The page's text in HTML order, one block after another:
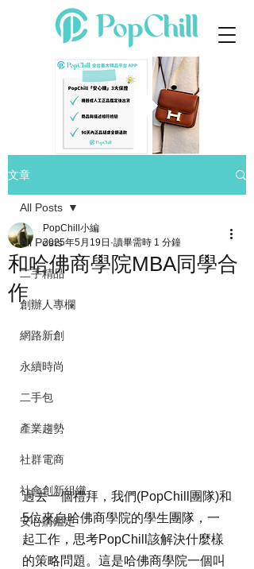
文章
All Posts
二手精品
創辦人專欄
網路新創
永續時尚
二手包
產業趨勢
社群電商
社會創新組織
安心購鑑定
All Posts
和哈佛商學院MBA同學合
作
PopChill小編
2025年5月19日 讀畢需時 1 分鐘
過去一個禮拜，我們(PopChill團隊)和
5位來自哈佛商學院的學生團隊，一
起工作，思考PopChill該解決什麼樣
的策略問題。這是哈佛商學院一個叫